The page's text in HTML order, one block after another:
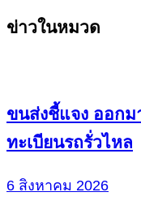
Continue
ข่าวในหมวด
ขนส่งชี้แจง ออก
ทะเบียนรถรั่วไหล
6 สิงหาคม 2026